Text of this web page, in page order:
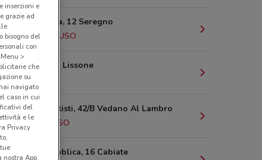
Piazza Roma, 12 Seregno
2.8 km
CHIUSO
Via Gramsci Lissone
3.2 km
Viale C. Battisti, 42/B Vedano Al Lambro
5 km
CHIUSO
Viale Repubblica, 16 Cabiate
inserzioni e
grazie ad
bisogno del
con
>
che
su
navigato
caso in cui
del
e le
Privacy
App.